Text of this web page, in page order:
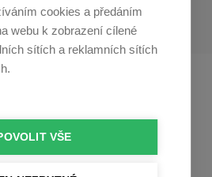
cookies a předáním
webu k zobrazení cílené
sítích a reklamních sítích
VŠE